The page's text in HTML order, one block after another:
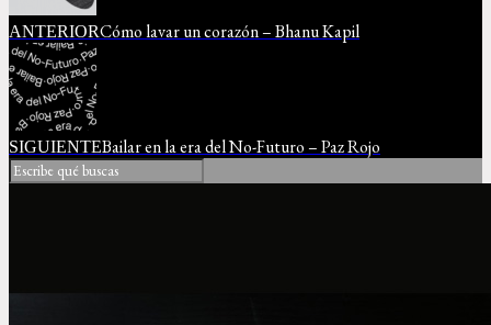
ANTERIORCómo lavar un corazón – Bhanu Kapil
SIGUIENTEBailar en la era del No-Futuro – Paz Rojo